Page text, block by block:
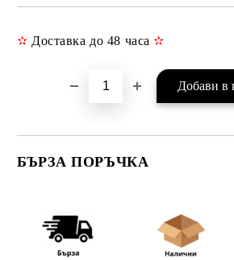
✫ Доставка до 48 часа✫
БЪРЗА ПОРЪЧКА